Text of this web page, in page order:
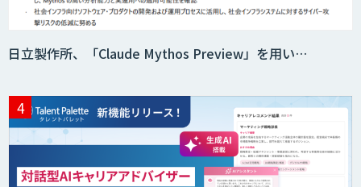
Preferred Networks Visual Inspection
サテライトAI
日立製作所、「Claude Mythos Preview」を用い…